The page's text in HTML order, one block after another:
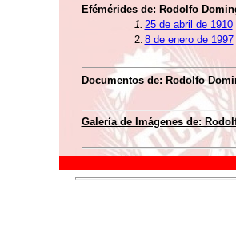
Efémérides de: Rodolfo
1. 25 de abril de 1910
2. 8 de enero de 1997
Documentos de: Rodolfo
Galería de Imágenes de: